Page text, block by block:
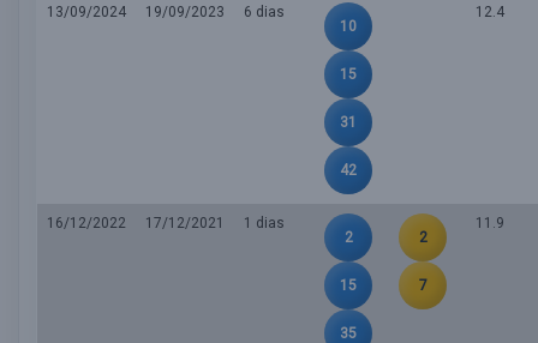
13/09/2024 19/09/2023
6 dias
10
15
31
42
12.4
16/12/2022 17/12/2021
1 dias
2
15
35
2
7
11.9